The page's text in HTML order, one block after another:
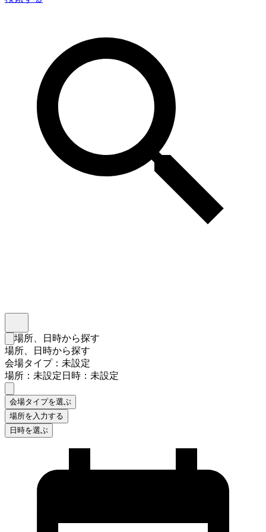
検索フォームを閉じる
場所、日時から探す
場所、日時から探す
会場タイプ：未設定
場所：未設定日時：未設定
会場タイプを選ぶ
場所を入力する
日時を選ぶ